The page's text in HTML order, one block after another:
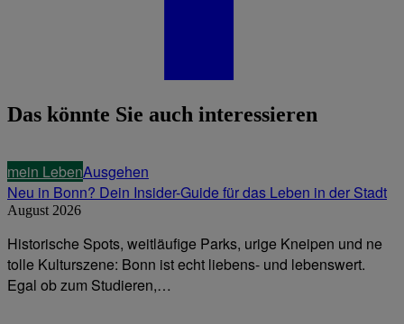
Das könnte Sie auch interessieren
mein LebenAusgehen
Neu in Bonn? Dein Insider-Guide für das Leben in der Stadt
August 2026
Historische Spots, weitläufige Parks, urige Kneipen und ne
tolle Kulturszene: Bonn ist echt liebens- und lebenswert.
Egal ob zum Studieren,…